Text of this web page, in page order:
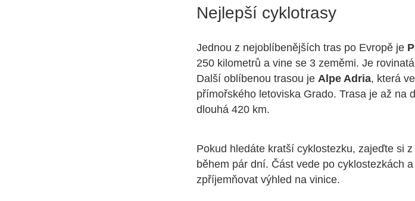
Nejlepší cyklotrasy
Jednou z nejoblíbenějších tras po Evropě je
250 kilometrů a vine se 3 zeměmi. Je
Další oblíbenou trasou je Alpe Adria, která
přímořského letoviska Grado. Trasa je až na
dlouhá 420 km.
Pokud hledáte kratší cyklostezku, zajeďte si z
během pár dní. Část vede po cyklostezkách
zpříjemňovat výhled na vinice.